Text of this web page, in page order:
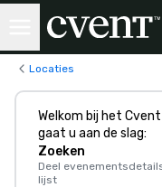
Locaties
Welkom bij het
gaat u aan de slag:
Zoeken
Deel
lijst